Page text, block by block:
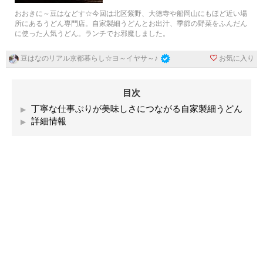
おおきに～豆はなどす☆今回は北区紫野、大徳寺や船岡山にもほど近い場
所にあるうどん専門店。自家製細うどんとお出汁、季節の野菜をふんだん
に使った人気うどん。ランチでお邪魔しました。
豆はなのリアル京都暮らし☆ヨ～イヤサ～♪ お気に入り
目次
丁寧な仕事ぶりが美味しさにつながる自家製細うどん
詳細情報